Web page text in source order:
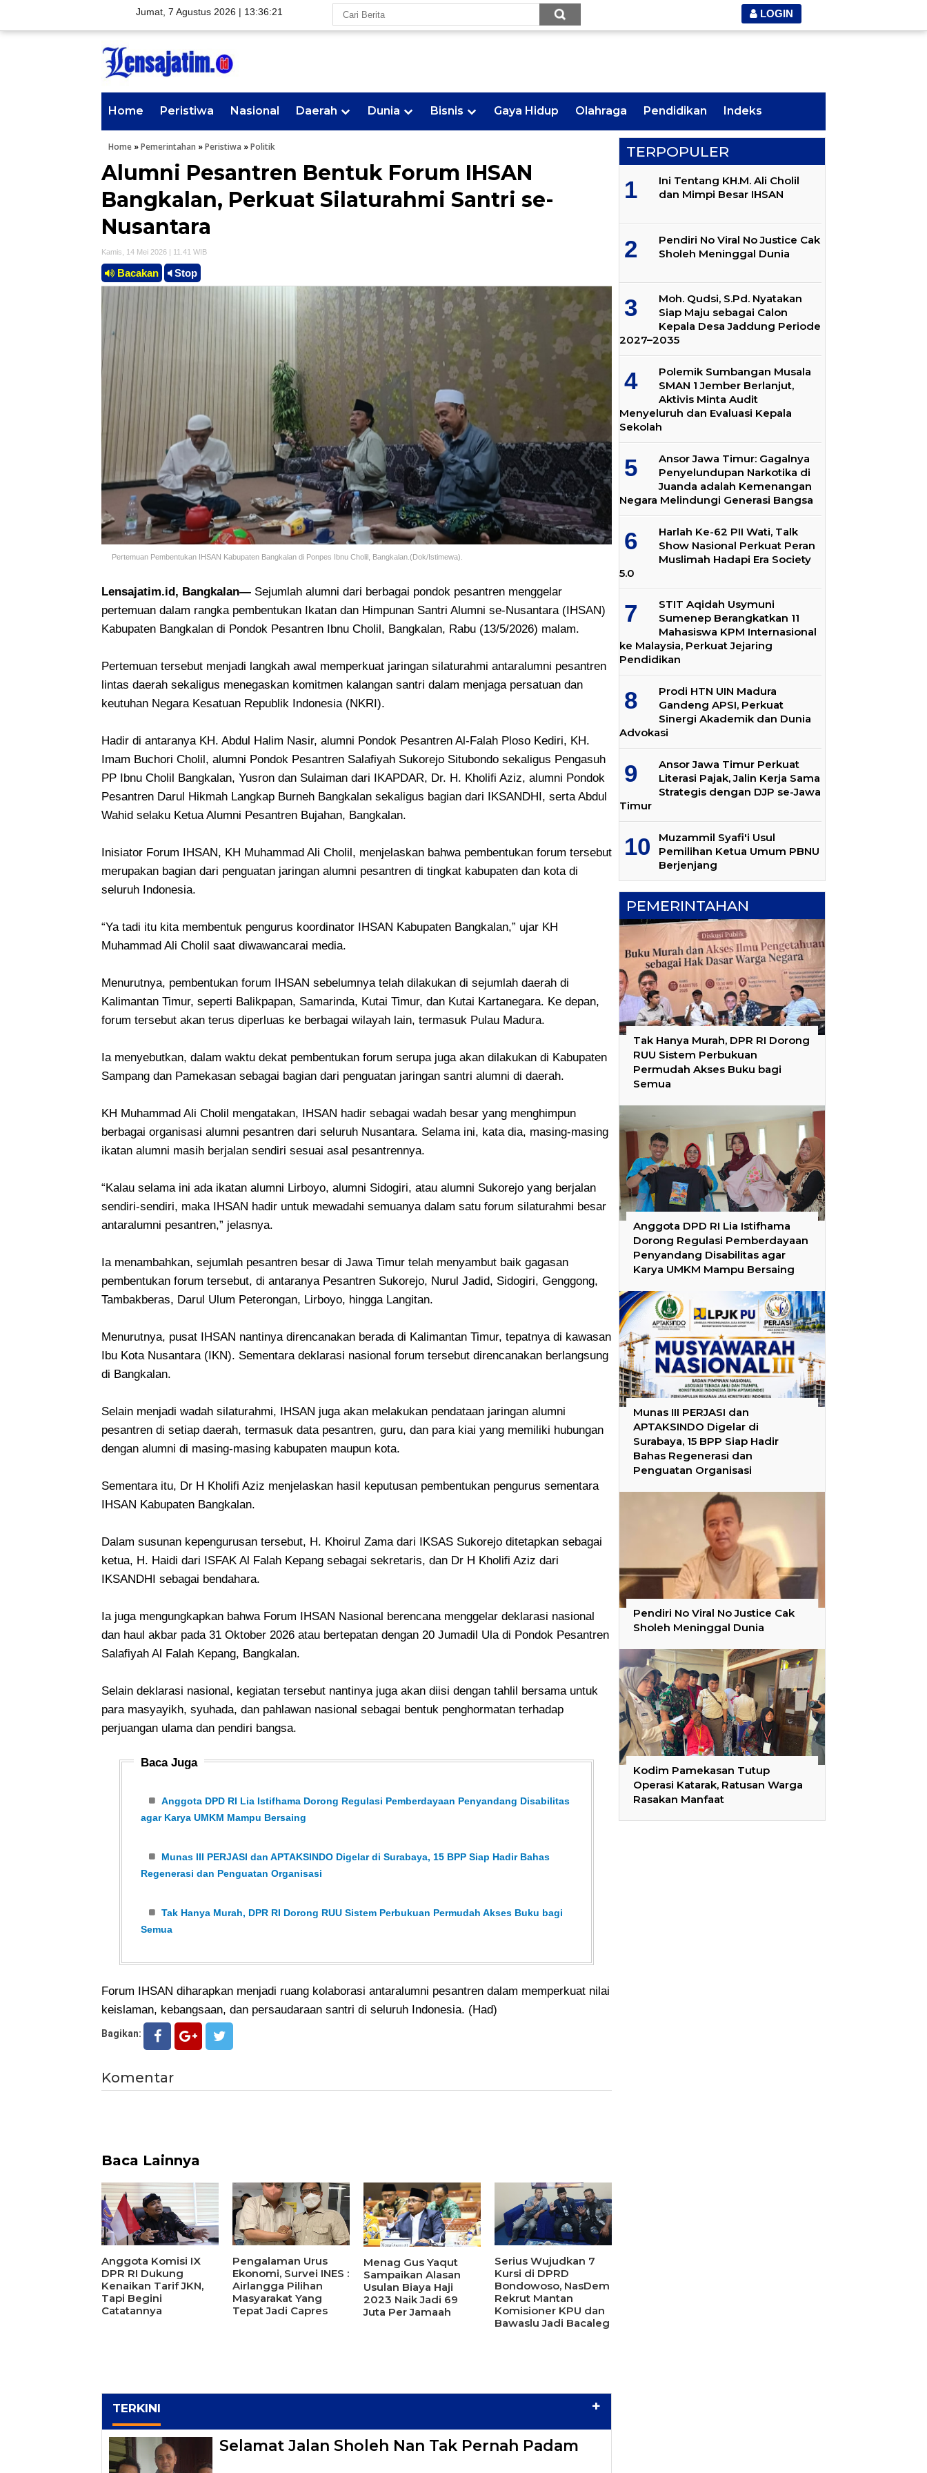
Jumat, 7 Agustus 2026 | 13:36:22 LOGIN
Home Peristiwa Nasional Daerah Dunia Bisnis Gaya Hidup Olahraga Pendidikan Indeks
Home »Pemerintahan »Peristiwa »Politik
Alumni Pesantren Bentuk Forum IHSAN
Bangkalan, Perkuat Silaturahmi Santri se-
Nusantara
Kamis, 14 Mei 2026 | 11.41 WIB
Bacakan Stop
Pertemuan Pembentukan IHSAN Kabupaten Bangkalan di Ponpes Ibnu Cholil, Bangkalan.(Dok/Istimewa).
Lensajatim.id, Bangkalan— Sejumlah alumni dari berbagai pondok pesantren menggelar
pertemuan dalam rangka pembentukan Ikatan dan Himpunan Santri Alumni se-Nusantara (IHSAN)
Kabupaten Bangkalan di Pondok Pesantren Ibnu Cholil, Bangkalan, Rabu (13/5/2026) malam.
Pertemuan tersebut menjadi langkah awal memperkuat jaringan silaturahmi antaralumni pesantren
lintas daerah sekaligus menegaskan komitmen kalangan santri dalam menjaga persatuan dan
keutuhan Negara Kesatuan Republik Indonesia (NKRI).
Hadir di antaranya KH. Abdul Halim Nasir, alumni Pondok Pesantren Al-Falah Ploso Kediri, KH.
Imam Buchori Cholil, alumni Pondok Pesantren Salafiyah Sukorejo Situbondo sekaligus Pengasuh
PP Ibnu Cholil Bangkalan, Yusron dan Sulaiman dari IKAPDAR, Dr. H. Kholifi Aziz, alumni Pondok
Pesantren Darul Hikmah Langkap Burneh Bangkalan sekaligus bagian dari IKSANDHI, serta Abdul
Wahid selaku Ketua Alumni Pesantren Bujahan, Bangkalan.
Inisiator Forum IHSAN, KH Muhammad Ali Cholil, menjelaskan bahwa pembentukan forum tersebut
merupakan bagian dari penguatan jaringan alumni pesantren di tingkat kabupaten dan kota di
seluruh Indonesia.
“Ya tadi itu kita membentuk pengurus koordinator IHSAN Kabupaten Bangkalan,” ujar KH
Muhammad Ali Cholil saat diwawancarai media.
Menurutnya, pembentukan forum IHSAN sebelumnya telah dilakukan di sejumlah daerah di
Kalimantan Timur, seperti Balikpapan, Samarinda, Kutai Timur, dan Kutai Kartanegara. Ke depan,
forum tersebut akan terus diperluas ke berbagai wilayah lain, termasuk Pulau Madura.
Ia menyebutkan, dalam waktu dekat pembentukan forum serupa juga akan dilakukan di Kabupaten
Sampang dan Pamekasan sebagai bagian dari penguatan jaringan santri alumni di daerah.
KH Muhammad Ali Cholil mengatakan, IHSAN hadir sebagai wadah besar yang menghimpun
berbagai organisasi alumni pesantren dari seluruh Nusantara. Selama ini, kata dia, masing-masing
ikatan alumni masih berjalan sendiri sesuai asal pesantrennya.
“Kalau selama ini ada ikatan alumni Lirboyo, alumni Sidogiri, atau alumni Sukorejo yang berjalan
sendiri-sendiri, maka IHSAN hadir untuk mewadahi semuanya dalam satu forum silaturahmi besar
antaralumni pesantren,” jelasnya.
Ia menambahkan, sejumlah pesantren besar di Jawa Timur telah menyambut baik gagasan
pembentukan forum tersebut, di antaranya Pesantren Sukorejo, Nurul Jadid, Sidogiri, Genggong,
Tambakberas, Darul Ulum Peterongan, Lirboyo, hingga Langitan.
Menurutnya, pusat IHSAN nantinya direncanakan berada di Kalimantan Timur, tepatnya di kawasan
Ibu Kota Nusantara (IKN). Sementara deklarasi nasional forum tersebut direncanakan berlangsung
di Bangkalan.
Selain menjadi wadah silaturahmi, IHSAN juga akan melakukan pendataan jaringan alumni
pesantren di setiap daerah, termasuk data pesantren, guru, dan para kiai yang memiliki hubungan
dengan alumni di masing-masing kabupaten maupun kota.
Sementara itu, Dr H Kholifi Aziz menjelaskan hasil keputusan pembentukan pengurus sementara
IHSAN Kabupaten Bangkalan.
Dalam susunan kepengurusan tersebut, H. Khoirul Zama dari IKSAS Sukorejo ditetapkan sebagai
ketua, H. Haidi dari ISFAK Al Falah Kepang sebagai sekretaris, dan Dr H Kholifi Aziz dari
IKSANDHI sebagai bendahara.
Ia juga mengungkapkan bahwa Forum IHSAN Nasional berencana menggelar deklarasi nasional
dan haul akbar pada 31 Oktober 2026 atau bertepatan dengan 20 Jumadil Ula di Pondok Pesantren
Salafiyah Al Falah Kepang, Bangkalan.
Selain deklarasi nasional, kegiatan tersebut nantinya juga akan diisi dengan tahlil bersama untuk
para masyayikh, syuhada, dan pahlawan nasional sebagai bentuk penghormatan terhadap
perjuangan ulama dan pendiri bangsa.
Baca Juga
Anggota DPD RI Lia Istifhama Dorong Regulasi Pemberdayaan Penyandang Disabilitas
agar Karya UMKM Mampu Bersaing
Munas III PERJASI dan APTAKSINDO Digelar di Surabaya, 15 BPP Siap Hadir Bahas
Regenerasi dan Penguatan Organisasi
Tak Hanya Murah, DPR RI Dorong RUU Sistem Perbukuan Permudah Akses Buku bagi
Semua
Forum IHSAN diharapkan menjadi ruang kolaborasi antaralumni pesantren dalam memperkuat nilai
keislaman, kebangsaan, dan persaudaraan santri di seluruh Indonesia. (Had)
Bagikan:
Komentar
Baca Lainnya
Anggota Komisi IX
DPR RI Dukung
Kenaikan Tarif JKN,
Tapi Begini
Catatannya
Pengalaman Urus
Ekonomi, Survei INES :
Airlangga Pilihan
Masyarakat Yang
Tepat Jadi Capres
Menag Gus Yaqut
Sampaikan Alasan
Usulan Biaya Haji
2023 Naik Jadi 69
Juta Per Jamaah
Serius Wujudkan 7
Kursi di DPRD
Bondowoso, NasDem
Rekrut Mantan
Komisioner KPU dan
Bawaslu Jadi Bacaleg
TERKINI +
Selamat Jalan Sholeh Nan Tak Pernah Padam
TERPOPULER
Ini Tentang KH.M. Ali Cholil
dan Mimpi Besar IHSAN
Pendiri No Viral No Justice Cak
Sholeh Meninggal Dunia
Moh. Qudsi, S.Pd. Nyatakan
Siap Maju sebagai Calon
Kepala Desa Jaddung Periode
2027–2035
Polemik Sumbangan Musala
SMAN 1 Jember Berlanjut,
Aktivis Minta Audit
Menyeluruh dan Evaluasi Kepala
Sekolah
Ansor Jawa Timur: Gagalnya
Penyelundupan Narkotika di
Juanda adalah Kemenangan
Negara Melindungi Generasi Bangsa
Harlah Ke-62 PII Wati, Talk
Show Nasional Perkuat Peran
Muslimah Hadapi Era Society
5.0
STIT Aqidah Usymuni
Sumenep Berangkatkan 11
Mahasiswa KPM Internasional
ke Malaysia, Perkuat Jejaring
Pendidikan
Prodi HTN UIN Madura
Gandeng APSI, Perkuat
Sinergi Akademik dan Dunia
Advokasi
Ansor Jawa Timur Perkuat
Literasi Pajak, Jalin Kerja Sama
Strategis dengan DJP se-Jawa
Timur
Muzammil Syafi'i Usul
Pemilihan Ketua Umum PBNU
Berjenjang
PEMERINTAHAN
Tak Hanya Murah, DPR RI Dorong
RUU Sistem Perbukuan
Permudah Akses Buku bagi
Semua
Anggota DPD RI Lia Istifhama
Dorong Regulasi Pemberdayaan
Penyandang Disabilitas agar
Karya UMKM Mampu Bersaing
Munas III PERJASI dan
APTAKSINDO Digelar di
Surabaya, 15 BPP Siap Hadir
Bahas Regenerasi dan
Penguatan Organisasi
Pendiri No Viral No Justice Cak
Sholeh Meninggal Dunia
Kodim Pamekasan Tutup
Operasi Katarak, Ratusan Warga
Rasakan Manfaat